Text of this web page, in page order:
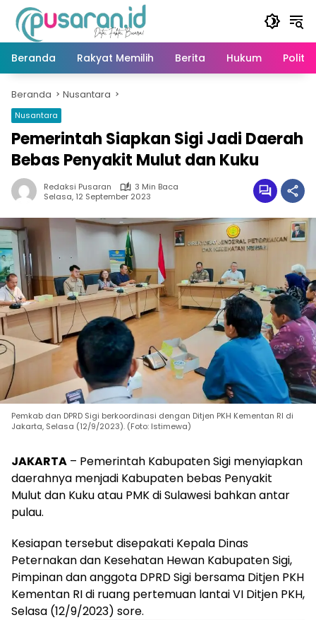
Langsung
konten
Beranda
Rakyat Memilih Berita Hukum Politik
Beranda Nusantara
Nusantara
Pemerintah Siapkan Sigi Jadi Daerah
Bebas Penyakit Mulut dan Kuku
Redaksi Pusaran
3 Min Baca
Selasa, 12 September 2023
Pemkab dan DPRD Sigi berkoordinasi dengan Ditjen PKH Kementan RI di
Jakarta, Selasa (12/9/2023). (Foto: Istimewa)
JAKARTA – Pemerintah Kabupaten Sigi menyiapkan
daerahnya menjadi Kabupaten bebas Penyakit
Mulut dan Kuku atau PMK di Sulawesi bahkan antar
pulau.
Kesiapan tersebut disepakati Kepala Dinas
Peternakan dan Kesehatan Hewan Kabupaten Sigi,
Pimpinan dan anggota DPRD Sigi bersama Ditjen PKH
Kementan RI di ruang pertemuan lantai VI Ditjen PKH,
Selasa (12/9/2023) sore.